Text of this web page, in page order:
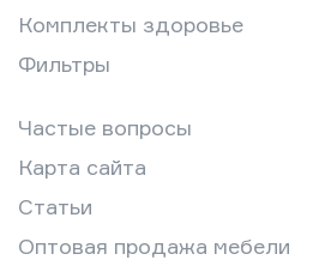
Комплекты здоровье
Фильтры
Частые вопросы
Карта сайта
Статьи
Оптовая продажа мебели